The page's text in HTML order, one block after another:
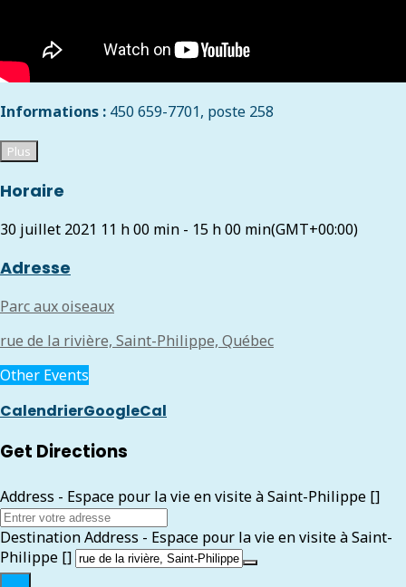
Informations : 450 659-7701, poste 258
Plus
Horaire
30 juillet 2021 11 h 00 min - 15 h 00 min(GMT+00:00)
Adresse
Parc aux oiseaux
rue de la rivière, Saint-Philippe, Québec
Other Events
CalendrierGoogleCal
Get Directions
Address - Espace pour la vie en visite à Saint-Philippe []
Destination Address - Espace pour la vie en visite à Saint-
Philippe []